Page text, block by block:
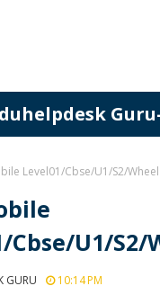
Level01/Cbse/U1/S2/
Cbse/U1/S2/
GURU 10:14 PM